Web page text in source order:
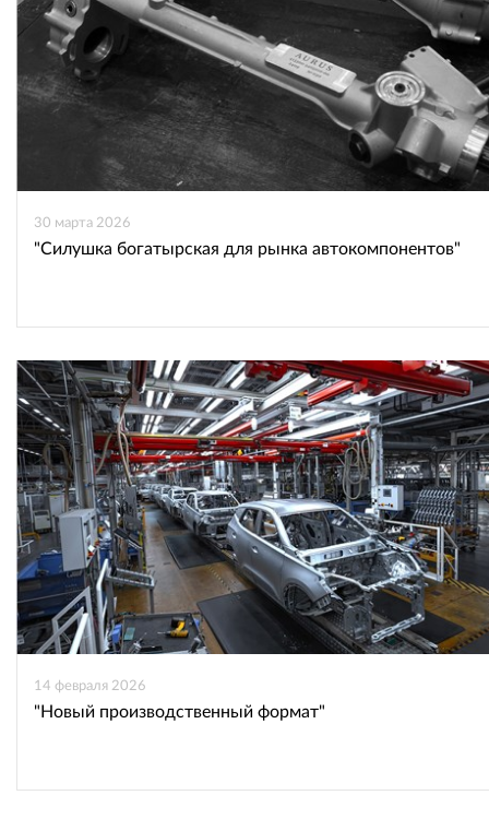
30 марта 2026
"Силушка богатырская для рынка автокомпонентов"
14 февраля 2026
"Новый производственный формат"